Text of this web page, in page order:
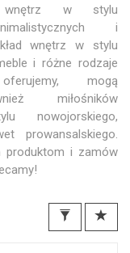
wnętrz w stylu
i
wnętrz w stylu
i różne rodzaje
mogą
miłośników
nowojorskiego,
prowansalskiego.
produktom i zamów